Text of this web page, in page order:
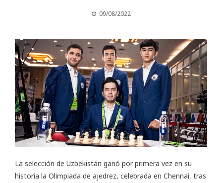
09/08/2022
La selección de Uzbekistán ganó por primera vez en su
historia la Olimpiada de ajedrez, celebrada en Chennai, tras